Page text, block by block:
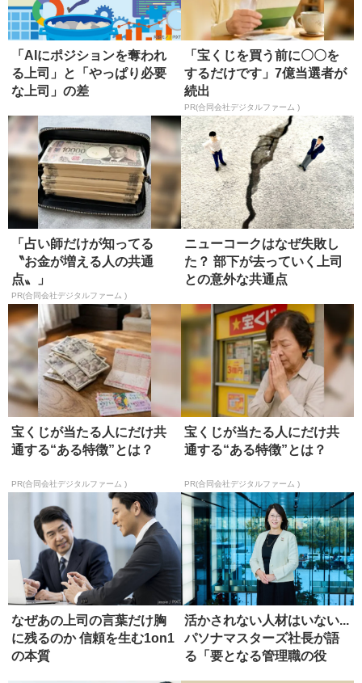
「AIにポジションを奪われ
る上司」と「やっぱり必要
な上司」の差
「宝くじを買う前に〇〇を
するだけです」7億当選者が
続出
PR(合同会社デジタルファーム )
「占い師だけが知ってる
〝お金が増える人の共通
点〟」
PR(合同会社デジタルファーム )
ニューコークはなぜ失敗し
た？ 部下が去っていく上司
との意外な共通点
宝くじが当たる人にだけ共
通する“ある特徴”とは？
PR(合同会社デジタルファーム )
宝くじが当たる人にだけ共
通する“ある特徴”とは？
PR(合同会社デジタルファーム )
なぜあの上司の言葉だけ胸
に残るのか 信頼を生む1on1
の本質
活かされない人材はいない...
パソナマスターズ社長が語
る「要となる管理職の役